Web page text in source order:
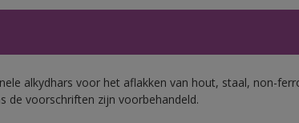
alkydhars voor het aflakken van hout, staal, non-
de voorschriften zijn voorbehandeld.